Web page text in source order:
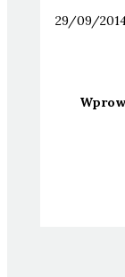
29/09/